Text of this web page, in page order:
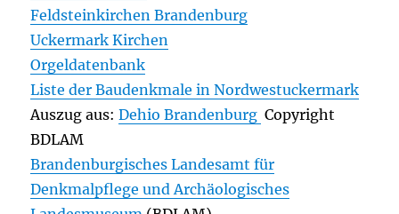
Feldsteinkirchen Brandenburg
Uckermark Kirchen
Orgeldatenbank
Liste der Baudenkmale in Nordwestuckermark
Auszug aus:Dehio Brandenburg Copyright
BDLAM
Brandenburgisches Landesamt für
Denkmalpflege und Archäologisches